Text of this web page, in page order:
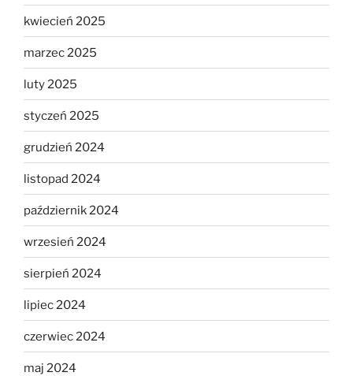
kwiecień 2025
marzec 2025
luty 2025
styczeń 2025
grudzień 2024
listopad 2024
październik 2024
wrzesień 2024
sierpień 2024
lipiec 2024
czerwiec 2024
maj 2024